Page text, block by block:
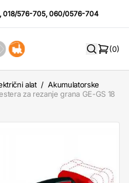
,018/576-705,060/0576-704
(0)
alat / Akumulatorske
za rezanje grana GE-GS 18